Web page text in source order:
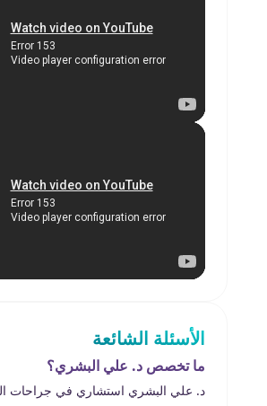
الأسئلة الشائعة
ما تخصص د. علي البشري؟
د. علي البشري استشاري في جراحات